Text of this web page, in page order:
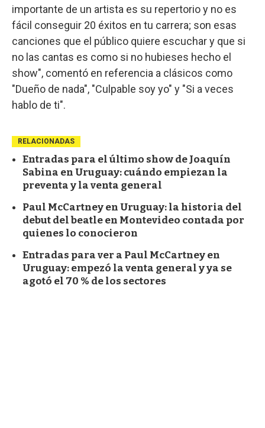
importante de un artista es su repertorio y no es
fácil conseguir 20 éxitos en tu carrera; son esas
canciones que el público quiere escuchar y que si
no las cantas es como si no hubieses hecho el
show", comentó en referencia a clásicos como
"Dueño de nada", "Culpable soy yo" y "Si a veces
hablo de ti".
RELACIONADAS
Entradas para el último show de Joaquín
Sabina en Uruguay: cuándo empiezan la
preventa y la venta general
Paul McCartney en Uruguay: la historia del
debut del beatle en Montevideo contada por
quienes lo conocieron
Entradas para ver a Paul McCartney en
Uruguay: empezó la venta general y ya se
agotó el 70 % de los sectores